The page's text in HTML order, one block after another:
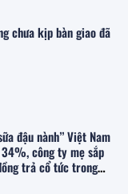
chưa kịp bàn giao đã
đậu nành” Việt Nam
công ty mẹ sắp
trả cổ tức trong